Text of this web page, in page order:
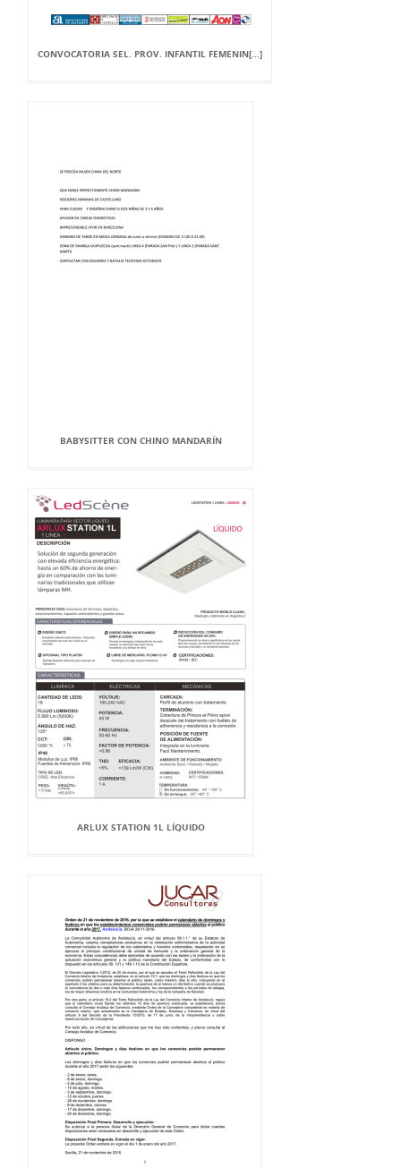
CONVOCATORIA SEL. PROV. INFANTIL FEMENIN[...]
BABYSITTER CON CHINO MANDARÍN
ARLUX STATION 1L LÍQUIDO